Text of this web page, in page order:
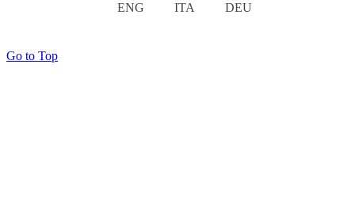
ENG
ITA DEU
Go to Top